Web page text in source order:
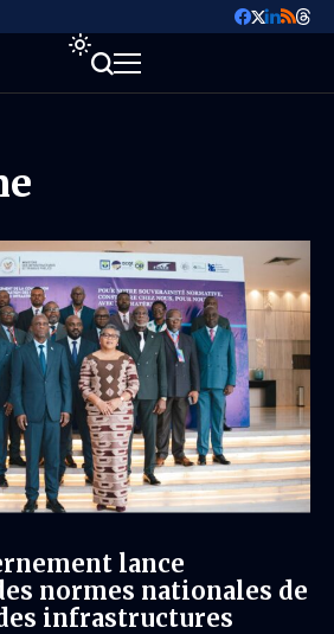
lance
normes nationales de
infrastructures